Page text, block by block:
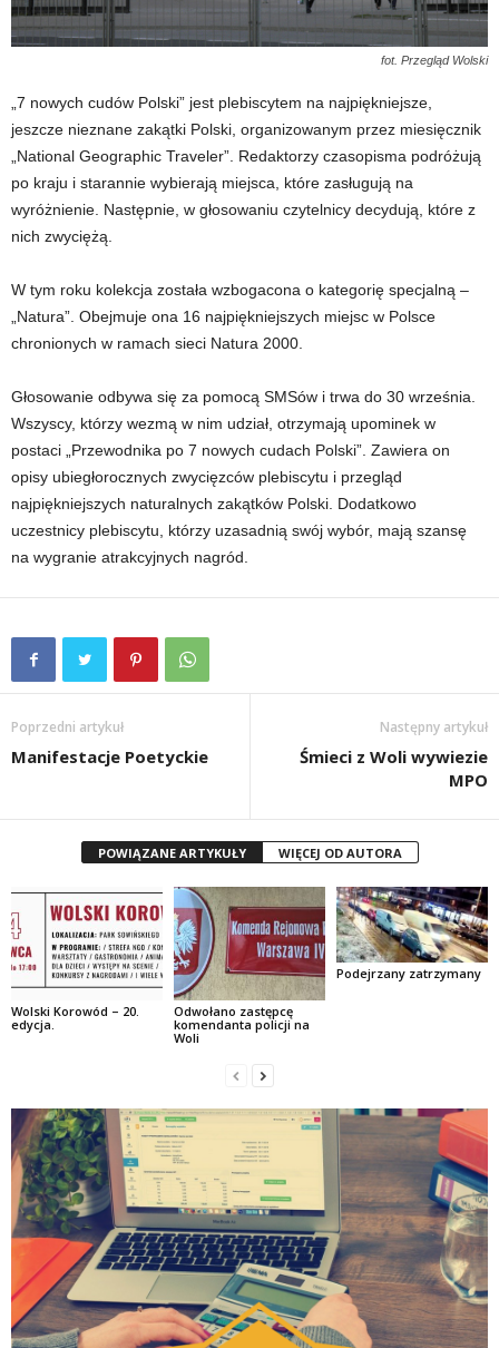
fot. Przegląd Wolski
„7 nowych cudów Polski” jest plebiscytem na najpiękniejsze,
jeszcze nieznane zakątki Polski, organizowanym przez miesięcznik
„National Geographic Traveler”. Redaktorzy czasopisma podróżują
po kraju i starannie wybierają miejsca, które zasługują na
wyróżnienie. Następnie, w głosowaniu czytelnicy decydują, które z
nich zwyciężą.
W tym roku kolekcja została wzbogacona o kategorię specjalną –
„Natura”. Obejmuje ona 16 najpiękniejszych miejsc w Polsce
chronionych w ramach sieci Natura 2000.
Głosowanie odbywa się za pomocą SMSów i trwa do 30 września.
Wszyscy, którzy wezmą w nim udział, otrzymają upominek w
postaci „Przewodnika po 7 nowych cudach Polski”. Zawiera on
opisy ubiegłorocznych zwycięzców plebiscytu i przegląd
najpiękniejszych naturalnych zakątków Polski. Dodatkowo
uczestnicy plebiscytu, którzy uzasadnią swój wybór, mają szansę
na wygranie atrakcyjnych nagród.
Poprzedni artykuł
Manifestacje Poetyckie
Następny artykuł
Śmieci z Woli wywiezie
MPO
POWIĄZANE ARTYKUŁY WIĘCEJ OD AUTORA
Wolski Korowód – 20.
edycja.
Odwołano zastępcę
komendanta policji na
Woli
Podejrzany zatrzymany